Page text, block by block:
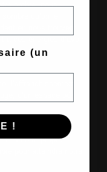
ombre, nous
qu’on le
de nous.
l’affranchissement
à notre propre
(un
!